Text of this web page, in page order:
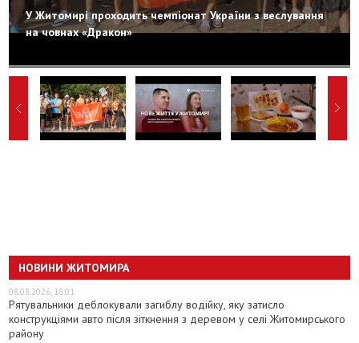
У Житомирі проходить чемпіонат України з веслування
на човнах «Дракон»
НОВИНИ ЖИТОМИРА
08.08.2026, 18:01
Рятувальники деблокували загиблу водійку, яку затисло
конструкціями авто після зіткнення з деревом у селі Житомирського
району